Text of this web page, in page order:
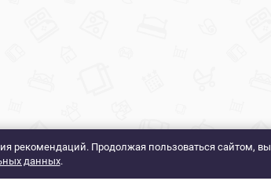
рекомендаций. Продолжая пользоваться сайтом, вы
данных.